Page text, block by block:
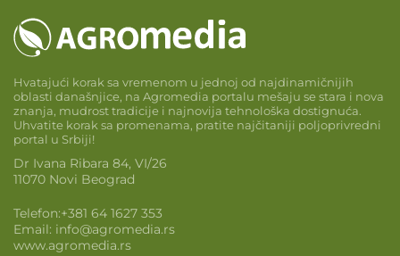
Hvatajući korak sa vremenom u jednoj od najdinamičnijih
oblasti današnjice, na Agromedia portalu mešaju se stara i nova
znanja, mudrost tradicije i najnovija tehnološka dostignuća.
Uhvatite korak sa promenama, pratite najčitaniji poljoprivredni
portal u Srbiji!
Dr Ivana Ribara 84, VI/26
11070 Novi Beograd
Telefon:+381 64 1627 353
Email: info@agromedia.rs
www.agromedia.rs